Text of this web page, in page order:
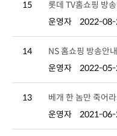
15
롯데 TV홈쇼핑 방
운영자
2022-
14
NS 홈쇼핑 방송안내
운영자
2022-
13
베개 한 놈만 죽어
운영자
2021-